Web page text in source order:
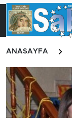
ANASAYFA